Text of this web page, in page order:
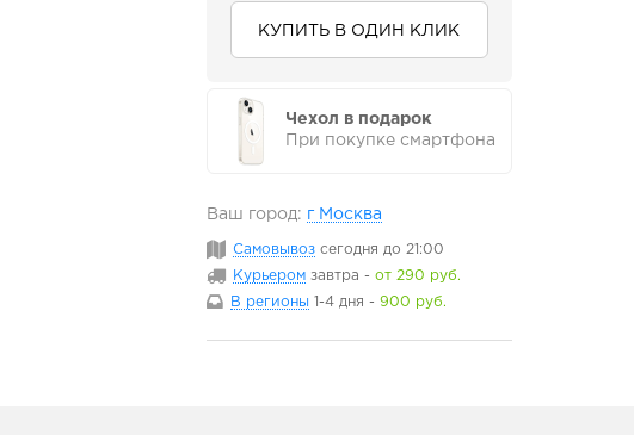
КУПИТЬ В ОДИН КЛИК
Чехол в подарок
При покупке смартфона
Ваш город: г Москва
Самовывоз сегодня до 21:00
Курьером завтра - от 290 руб.
В регионы 1-4 дня - 900 руб.